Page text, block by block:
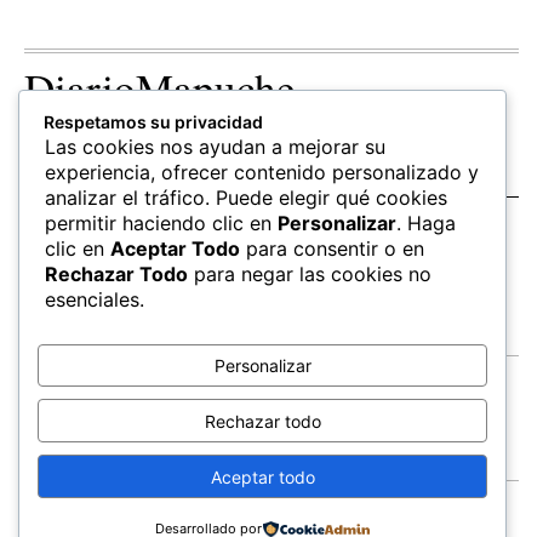
DiarioMapuche
TERRITORIO CULTURA
Patrimonio
OPINION
Columnistas
SALUD
hierbas
EDUCACIÓN
Mapudungun
Estudiantes
FOLLOW US
Apoya
FEWLA Territorios Economía
Salud
Educacion
Cultura Suscríbete
Respetamos su privacidad
Las cookies nos ayudan a mejorar su
experiencia, ofrecer contenido personalizado y
analizar el tráfico. Puede elegir qué cookies
permitir haciendo clic en Personalizar. Haga
clic en Aceptar Todo para consentir o en
Rechazar Todo para negar las cookies no
esenciales.
Personalizar
Rechazar todo
Aceptar todo
Desarrollado por